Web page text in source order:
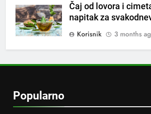
Čaj od lovora i
napitak za
Korisnik
3 months
Popularno
Piće od smreke – prirodni
napitak koji se
kod šećerne
OSTALO
čak će se i “suhi
ukorijeniti! Stari
iskusni baštovani